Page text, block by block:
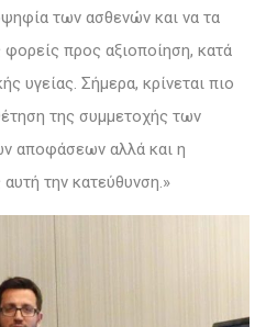
των ασθενών και να τα
προς αξιοποίηση, κατά
υγείας. Σήμερα, κρίνεται πιο
της συμμετοχής των
αποφάσεων αλλά και η
την κατεύθυνση.»